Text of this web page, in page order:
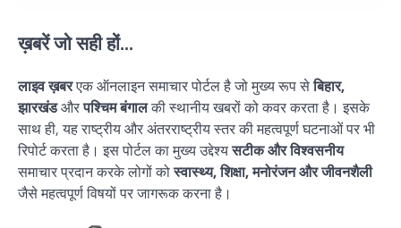
ख़बरें जो सही हों...
लाइव ख़बरएक ऑनलाइन समाचार पोर्टल है जो मुख्य रूप सेबिहार,
झारखंडऔरपश्चिम बंगालकी स्थानीय खबरों को कवर करता है। इसके
साथ ही, यह राष्ट्रीय और अंतरराष्ट्रीय स्तर की महत्वपूर्ण घटनाओं पर भी
रिपोर्ट करता है। इस पोर्टल का मुख्य उद्देश्यसटीक और विश्वसनीय
समाचार प्रदान करके लोगों कोस्वास्थ्य, शिक्षा, मनोरंजन और जीवनशैली
जैसे महत्वपूर्ण विषयों पर जागरूक करना है।